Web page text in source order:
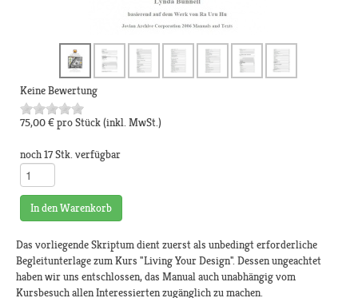
Keine Bewertung
75,00 €pro Stück(inkl. MwSt.)
noch 17 Stk. verfügbar
In den Warenkorb
Das vorliegende Skriptum dient zuerst als unbedingt erforderliche
Begleitunterlage zum Kurs "Living Your Design". Dessen ungeachtet
haben wir uns entschlossen, das Manual auch unabhängig vom
Kursbesuch allen Interessierten zugänglich zu machen.